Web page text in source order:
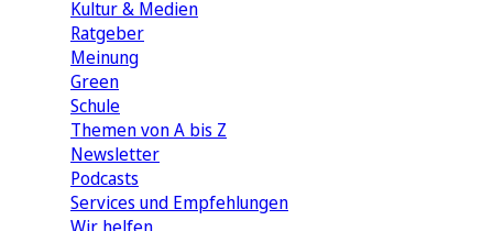
Kultur & Medien
Ratgeber
Meinung
Green
Schule
Themen von A bis Z
Newsletter
Podcasts
Services und Empfehlungen